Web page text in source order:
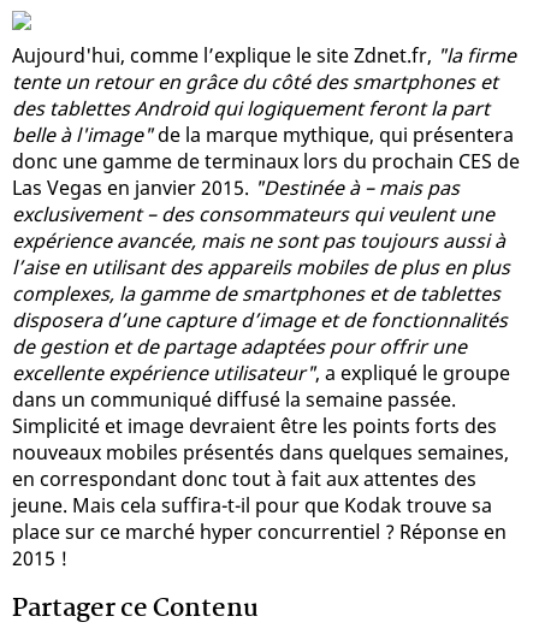
Aujourd'hui, comme l’explique le site Zdnet.fr, "la firme
tente un retour en grâce du côté des smartphones et
des tablettes Android qui logiquement feront la part
belle à l'image"de la marque mythique, qui présentera
donc une gamme de terminaux lors du prochain CES de
Las Vegas en janvier 2015. "Destinée à – mais pas
exclusivement – des consommateurs qui veulent une
expérience avancée, mais ne sont pas toujours aussi à
l’aise en utilisant des appareils mobiles de plus en plus
complexes, la gamme de smartphones et de tablettes
disposera d’une capture d’image et de fonctionnalités
de gestion et de partage adaptées pour offrir une
excellente expérience utilisateur", a expliqué le groupe
dans un communiqué diffusé la semaine passée.
Simplicité et image devraient être les points forts des
nouveaux mobiles présentés dans quelques semaines,
en correspondant donc tout à fait aux attentes des
jeune. Mais cela suffira-t-il pour que Kodak trouve sa
place sur ce marché hyper concurrentiel ? Réponse en
2015 !
Partager ce Contenu